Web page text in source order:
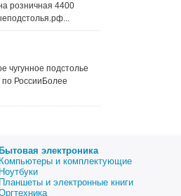
розничная 4400
чугунное подстолье
по РоссииБолее
Бытовая электроника
Компьютеры и комплектующие
Ноутбуки
Планшеты и электронные книги